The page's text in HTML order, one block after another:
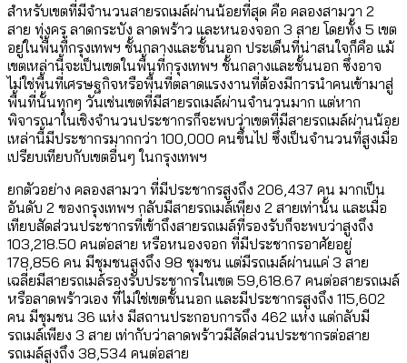
สำหรับเขตที่มีจำนวนสายรถเมล์ผ่านน้อยที่สุด คือ คลองสามวา 2
สาย ทุ่งครุ ลาดกระบัง ลาดพร้าว และหนองจอก 3 สาย โดยทั้ง 5 เขต
อยู่ในพื้นที่กรุงเทพฯ ชั้นกลางและชั้นนอก ประเด็นที่น่าสนใจก็คือ แม้
เขตเหล่านี้จะเป็นเขตในพื้นที่กรุงเทพฯ ชั้นกลางและชั้นนอก ซึ่งอาจ
ไม่ใช่พื้นที่เศรษฐกิจหรือพื้นที่ตลาดแรงงานที่ต้องมีการนำคนเข้ามาสู่
พื้นที่นั้นทุกๆ วันเช่นเขตที่มีสายรถเมล์ผ่านจำนวนมาก แต่หาก
พิจารณาในเชิงจำนวนประชากรก็จะพบว่าเขตที่มีสายรถเมล์ผ่านน้อย
เหล่านี้มีประชากรมากกว่า 100,000 คนขึ้นไป ซึ่งเป็นจำนวนที่สูงเมื่อ
เปรียบเทียบกับเขตอื่นๆ ในกรุงเทพฯ
ยกตัวอย่าง คลองสามวา ที่มีประชากรสูงถึง 206,437 คน มากเป็น
อันดับ 2 ของกรุงเทพฯ กลับมีสายรถเมล์เพียง 2 สายเท่านั้น และเมื่อ
เทียบสัดส่วนประชากรที่เข้าถึงสายรถเมล์ที่รองรับก็จะพบว่าสูงถึง
103,218.50 คนต่อสาย หรือหนองจอก ที่มีประชากรอาศัยอยู่
178,856 คน มีชุมชนสูงถึง 98 ชุมชน แต่มีรถเมล์ผ่านแค่ 3 สาย
เฉลี่ยมีสายรถเมล์รองรับประชากรในเขต 59,618.67 คนต่อสายรถเมล์
หรือลาดพร้าวเอง ที่ไม่ใช่เขตชั้นนอก และมีประชากรสูงถึง 115,602
คน มีชุมชน 36 แห่ง มีสถานประกอบการถึง 462 แห่ง แต่กลับมี
รถเมล์เพียง 3 สาย เท่ากับว่าลาดพร้าวมีสัดส่วนประชากรต่อสาย
รถเมล์สูงถึง 38,534 คนต่อสาย